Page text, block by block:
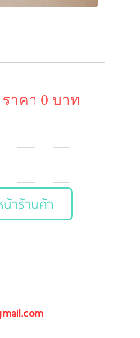
ราคา 0 บาท
น้าร้านค้า